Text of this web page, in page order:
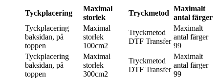
Tyckplacering
Maximal
storlek
Tryckmetod
Maximalt
antal färger
Tyckplacering
baksidan, på
toppen
Maximal
storlek
100cm2
Tryckmetod
DTF Transfer
Maximalt
antal färger
99
Tyckplacering
baksidan, på
toppen
Maximal
storlek
300cm2
Tryckmetod
DTF Transfer
Maximalt
antal färger
99